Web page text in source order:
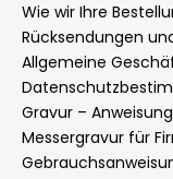
Wie wir Ihre
Rücksendungen
Allgemeine
Gravur –
Messergravur für